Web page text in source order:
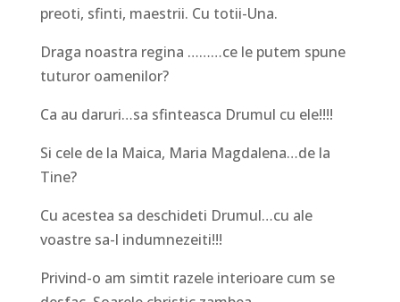
preoti, sfinti, maestrii. Cu totii-Una.
Draga noastra regina ………ce le putem spune
tuturor oamenilor?
Ca au daruri…sa sfinteasca Drumul cu ele!!!!
Si cele de la Maica, Maria Magdalena…de la
Tine?
Cu acestea sa deschideti Drumul…cu ale
voastre sa-l indumnezeiti!!!
Privind-o am simtit razele interioare cum se